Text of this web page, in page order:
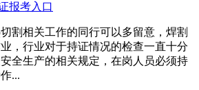
报考入口
割相关工作的同行可以多留意，焊割
，行业对于持证情况的检查一直十分
全生产的相关规定，在岗人员必须持
...